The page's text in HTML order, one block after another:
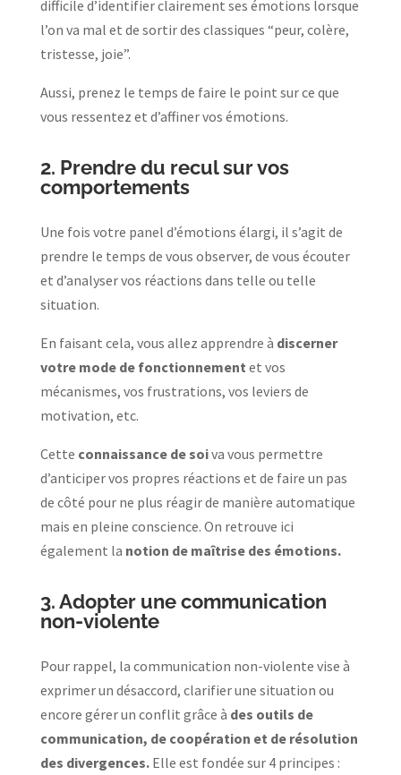
difficile d’identifier clairement ses émotions lorsque
l’on va mal et de sortir des classiques “peur, colère,
tristesse, joie”.
Aussi, prenez le temps de faire le point sur ce que
vous ressentez et d’affiner vos émotions.
2. Prendre du recul sur vos
comportements
Une fois votre panel d’émotions élargi, il s’agit de
prendre le temps de vous observer, de vous écouter
et d’analyser vos réactions dans telle ou telle
situation.
En faisant cela, vous allez apprendre à discerner
votre mode de fonctionnement et vos
mécanismes, vos frustrations, vos leviers de
motivation, etc.
Cette connaissance de soiva vous permettre
d’anticiper vos propres réactions et de faire un pas
de côté pour ne plus réagir de manière automatique
mais en pleine conscience. On retrouve ici
également la notion de maîtrise des émotions.
3.Adopter une communication
non-violente
Pour rappel, la communication non-violente vise à
exprimer un désaccord, clarifier une situation ou
encore gérer un conflit grâce à des outils de
communication, de coopération et de résolution
des divergences. Elle est fondée sur 4 principes :